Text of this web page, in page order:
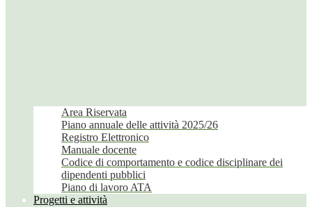
Area Riservata
Piano annuale delle attività 2025/26
Registro Elettronico
Manuale docente
Codice di comportamento e codice disciplinare dei
dipendenti pubblici
Piano di lavoro ATA
Progetti e attività